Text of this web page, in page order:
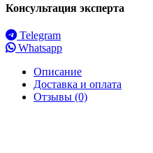
Консультация эксперта
Telegram
Whatsapp
Описание
Доставка и оплата
Отзывы (0)